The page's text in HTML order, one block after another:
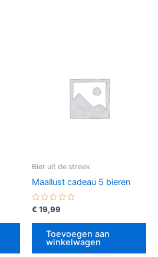
Bier uit de streek
Maallust cadeau 5 bieren
Gewaardeerd
uit
€ 19,99
Toevoegen aan
winkelwagen